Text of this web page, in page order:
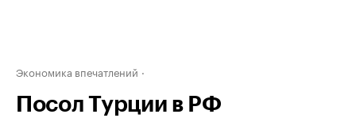
Экономика впечатлений
Посол Турции в РФ